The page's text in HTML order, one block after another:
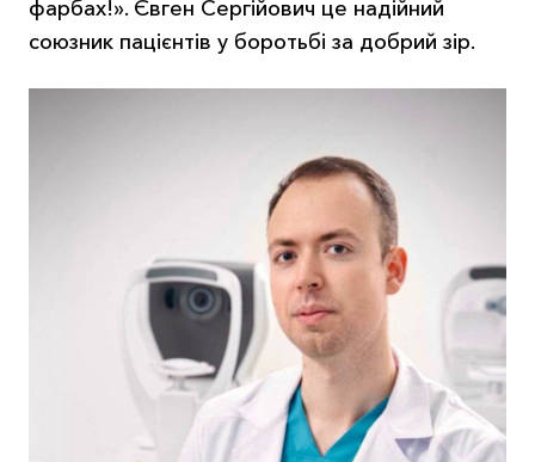
фарбах!». Євген Сергійович це надійний
союзник пацієнтів у боротьбі за добрий зір.